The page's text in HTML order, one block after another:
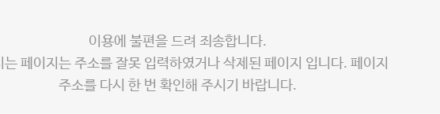
이용에 불편을 드려 죄송합니다.
는 페이지는 주소를 잘못 입력하였거나 삭제된 페이지 입니다. 페이지
주소를 다시 한 번 확인해 주시기 바랍니다.